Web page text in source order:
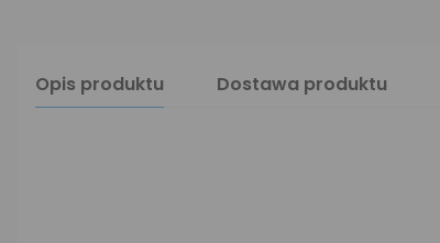
Opis produktu Dostawa produktu